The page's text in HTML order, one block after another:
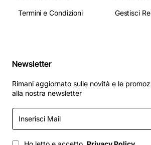
Termini e Condizioni Gestisci
Newsletter
Rimani aggiornato sulle novità e le
alla nostra newsletter
Inserisci
Mail